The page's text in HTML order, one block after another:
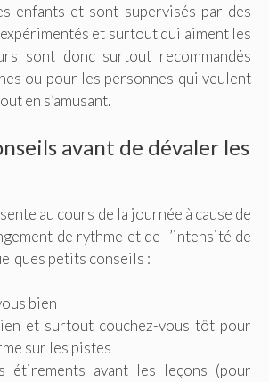
enfants et sont supervisés par des
et surtout qui aiment les
sont donc surtout recommandés
ou pour les personnes qui veulent
en s’amusant.
avant de dévaler les
au cours de la journée à cause de
de rythme et de l’intensité de
petits conseils :
bien
et surtout couchez-vous tôt pour
sur les pistes
étirements avant les leçons (pour